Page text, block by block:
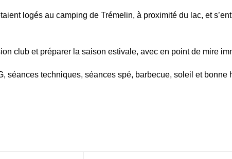
logés au camping de Trémelin, à proximité du lac, et
club et préparer la saison estivale, avec en point de mire
séances techniques, séances spé, barbecue, soleil et bonne